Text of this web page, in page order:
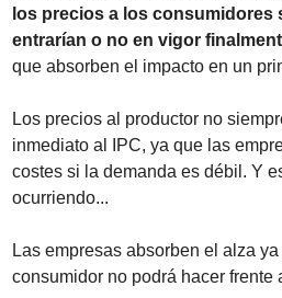
los precios a los consumidores
entrarían o no en vigor
que absorben el impacto en un
Los precios al productor no
inmediato al IPC, ya que las
costes si la demanda es débil. Y
ocurriendo...
Las empresas absorben el alza
consumidor no podrá hacer frente